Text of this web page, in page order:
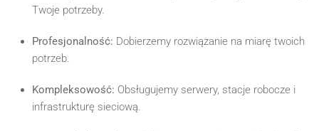
Twoje potrzeby.
Profesjonalność: Dobierzemy rozwiązanie na miarę twoich
potrzeb.
Kompleksowość: Obsługujemy serwery, stacje robocze i
infrastrukturę sieciową.